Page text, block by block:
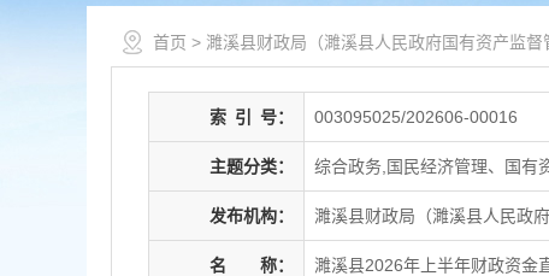
首页 > 濉溪县财政局（濉溪县人民政府国有资产监督
索 引 号： 003095025/202606-00016
主题分类： 综合政务,国民经济管理、国有
发布机构： 濉溪县财政局（濉溪县人民政
名 称： 濉溪县2026年上半年财政资金